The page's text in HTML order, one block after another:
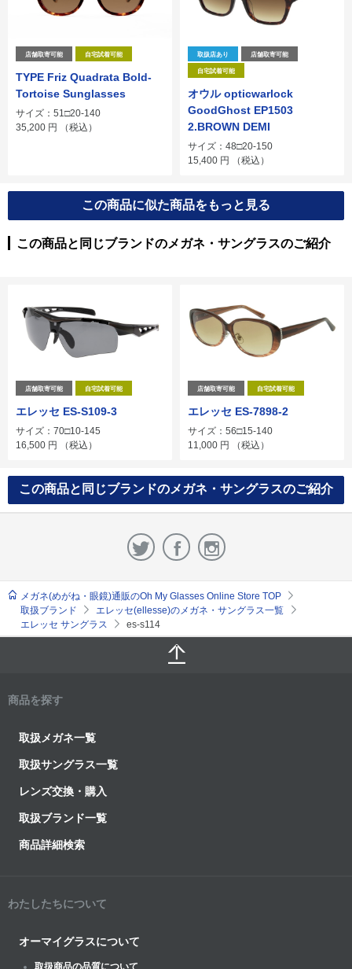
店舗取寄可能 自宅試着可能
TYPE Friz Quadrata Bold-
Tortoise Sunglasses
サイズ：51□20-140
35,200 円 （税込）
取扱店あり 店舗取寄可能
自宅試着可能
オウル opticwarlock
GoodGhost EP1503
2.BROWN DEMI
サイズ：48□20-150
15,400 円 （税込）
この商品に似た商品をもっと見る
この商品と同じブランドのメガネ・サングラスのご紹介
店舗取寄可能 自宅試着可能
エレッセ ES-S109-3
サイズ：70□10-145
16,500 円 （税込）
店舗取寄可能 自宅試着可能
エレッセ ES-7898-2
サイズ：56□15-140
11,000 円 （税込）
この商品と同じブランドのメガネ・サングラスのご紹介
メガネ(めがね・眼鏡)通販のOh My Glasses Online Store TOP
取扱ブランド
エレッセ(ellesse)のメガネ・サングラス一覧
エレッセ サングラス
es-s114
商品を探す
取扱メガネ一覧
取扱サングラス一覧
レンズ交換・購入
取扱ブランド一覧
商品詳細検索
わたしたちについて
オーマイグラスについて